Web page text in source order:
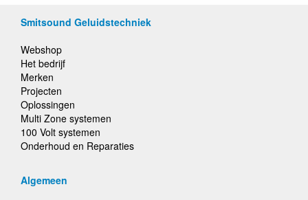
Smitsound Geluidstechniek
Webshop
Het bedrijf
Merken
Projecten
Oplossingen
Multi Zone systemen
100 Volt systemen
Onderhoud en Reparaties
Algemeen